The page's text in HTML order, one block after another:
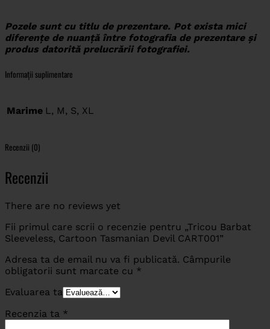
Pozele sunt cu titlu de prezentare. Pot exista mici
diferențe de nuanță între fotografia de prezentare și
produs datorită prelucrării fotografiei.
Informații suplimentare
Marime L, M, S, XL
Recenzii (0)
Recenzii
There are no reviews yet
Fii primul care scrii o recenzie pentru „Tricou Barbat
Sleeveless, Cartoon Tasmanian Devil CART001”
Adresa ta de email nu va fi publicată. Câmpurile
obligatorii sunt marcate cu *
Evaluarea ta
Recenzia ta *